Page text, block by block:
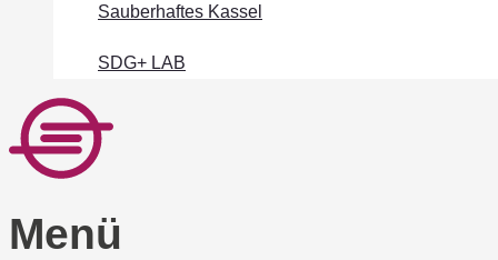
Sauberhaftes Kassel
SDG+ LAB
Menü